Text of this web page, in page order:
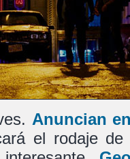
Anuncian
el rodaje